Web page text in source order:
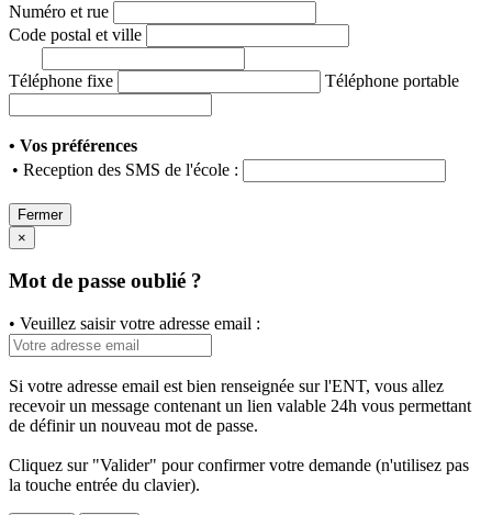
Numéro et rue
Code postal et ville
Téléphone fixe Téléphone portable
• Vos préférences
• Reception des SMS de l'école :
Fermer
×
Mot de passe oublié ?
• Veuillez saisir votre adresse email :
Si votre adresse email est bien renseignée sur l'ENT, vous allez
recevoir un message contenant un lien valable 24h vous permettant
de définir un nouveau mot de passe.
Cliquez sur "Valider" pour confirmer votre demande (n'utilisez pas
la touche entrée du clavier).